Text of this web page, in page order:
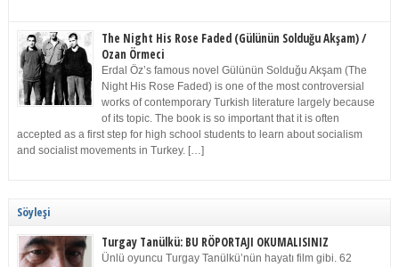
The Night His Rose Faded (Gülünün Solduğu Akşam) /
Ozan Örmeci
Erdal Öz’s famous novel Gülünün Solduğu Akşam (The
Night His Rose Faded) is one of the most controversial
works of contemporary Turkish literature largely because
of its topic. The book is so important that it is often
accepted as a first step for high school students to learn about socialism
and socialist movements in Turkey. […]
Söyleşi
Turgay Tanülkü: BU RÖPORTAJI OKUMALISINIZ
Ünlü oyuncu Turgay Tanülkü’nün hayatı film gibi. 62